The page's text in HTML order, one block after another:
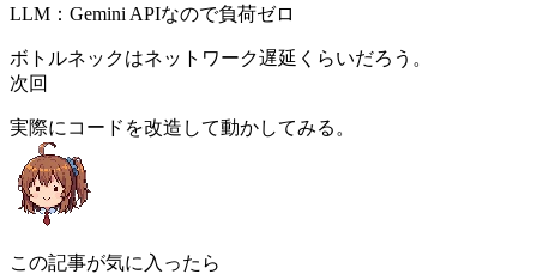
LLM：Gemini APIなので負荷ゼロ
ボトルネックはネットワーク遅延くらいだろう。
次回
実際にコードを改造して動かしてみる。
この記事が気に入ったら